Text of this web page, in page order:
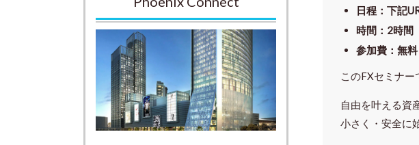
日程：下記
時間： 2時間
参加費： 無料
このFXセミナー
自由を叶える資
小さく・安全に